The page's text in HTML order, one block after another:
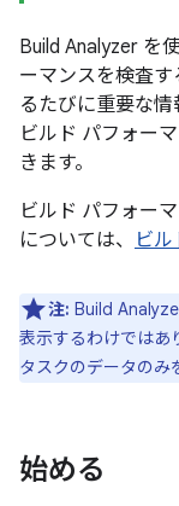
Build Analyzer を
ーマンスを検査
るたびに重要な情
ビルド パフォー
きます。
ビルド パフォー
については、
ビ
注: Build
表示するわけではあ
タスクのデータのみ
始める